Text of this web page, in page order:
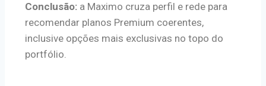
Conclusão: a Maximo cruza perfil e rede para
recomendar planos Premium coerentes,
inclusive opções mais exclusivas no topo do
portfólio.